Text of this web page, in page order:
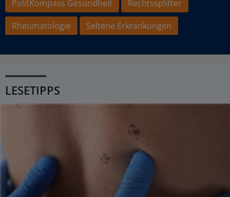
PolitKompass Gesundheit
Rechtssplitter
Rheumatologie
Seltene Erkrankungen
LESETIPPS